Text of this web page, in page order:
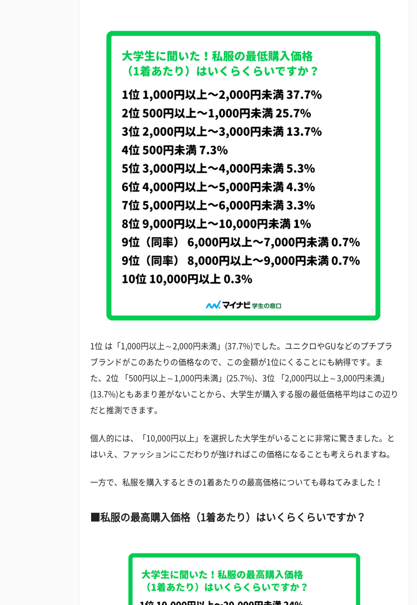
1位 は「1,000円以上～2,000円未満」(37.7%)でした。ユニクロやGUなどのプチプラ
ブランドがこのあたりの価格なので、この金額が1位にくることにも納得です。ま
た、2位 「500円以上～1,000円未満」(25.7%)、3位 「2,000円以上～3,000円未満」
(13.7%)ともあまり差がないことから、大学生が購入する服の最低価格平均はこの辺り
だと推測できます。
個人的には、「10,000円以上」を選択した大学生がいることに非常に驚きました。と
はいえ、ファッションにこだわりが強ければこの価格になることも考えられますね。
一方で、私服を購入するときの1着あたりの最高価格についても尋ねてみました！
私服の最高購入価格（1着あたり）はいくらくらいですか？